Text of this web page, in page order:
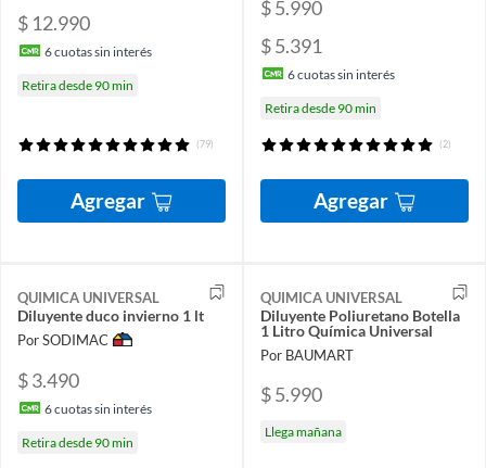
$ 12.990
6cuotas sin interés
Retira desde 90 min
(79)
Agregar
$ 5.990
$ 5.391
6cuotas sin interés
Retira desde 90 min
(2)
Agregar
QUIMICA UNIVERSAL
Diluyente duco invierno 1 lt
Por SODIMAC
$ 3.490
6cuotas sin interés
Retira desde 90 min
QUIMICA UNIVERSAL
Diluyente Poliuretano Botella
1 Litro Química Universal
Por BAUMART
$ 5.990
Llega mañana